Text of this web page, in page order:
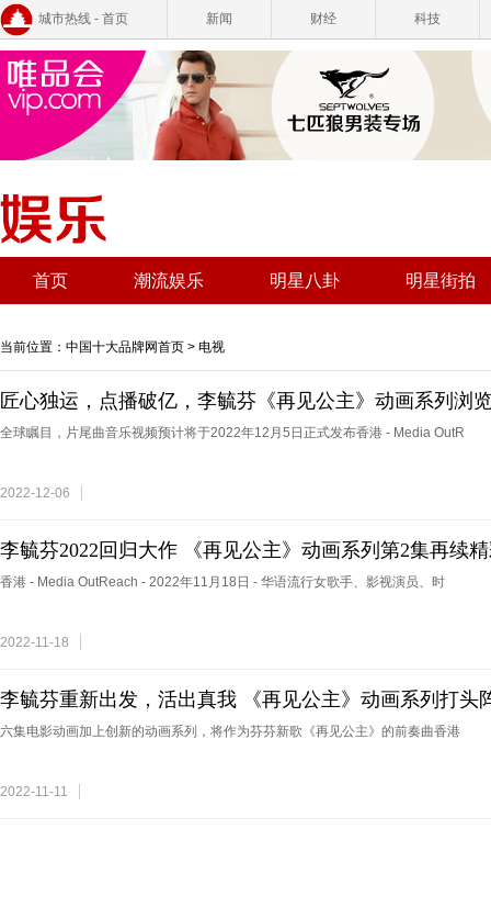
城市热线 - 首页 新闻 财经 科技
首页 潮流娱乐 明星八卦 明星街拍
当前位置： 中国十大品牌网首页 > 电视
匠心独运，点播破亿，李毓芬《再见公主》动画系列浏
全球瞩目，片尾曲音乐视频预计将于2022年12月5日正式发布香港 - Media OutR
2022-12-06
李毓芬2022回归大作 《再见公主》动画系列第2集再续
香港 - Media OutReach - 2022年11月18日 - 华语流行女歌手、影视演员、时
2022-11-18
李毓芬重新出发，活出真我 《再见公主》动画系列打头
神
六集电影动画加上创新的动画系列，将作为芬芬新歌《再见公主》的前奏曲香港
2022-11-11